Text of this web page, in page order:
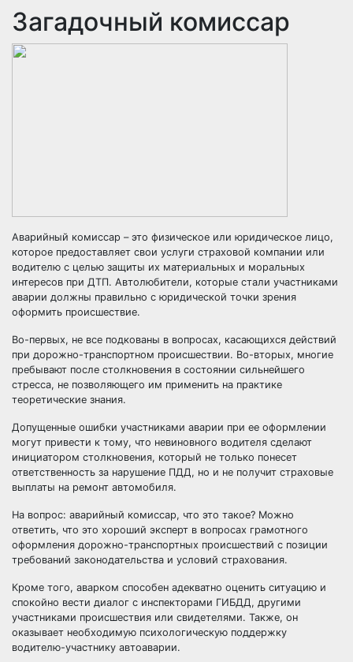
Загадочный комиссар
Аварийный комиссар – это физическое или юридическое лицо,
которое предоставляет свои услуги страховой компании или
водителю с целью защиты их материальных и моральных
интересов при ДТП. Автолюбители, которые стали участниками
аварии должны правильно с юридической точки зрения
оформить происшествие.
Во-первых, не все подкованы в вопросах, касающихся действий
при дорожно-транспортном происшествии. Во-вторых, многие
пребывают после столкновения в состоянии сильнейшего
стресса, не позволяющего им применить на практике
теоретические знания.
Допущенные ошибки участниками аварии при ее оформлении
могут привести к тому, что невиновного водителя сделают
инициатором столкновения, который не только понесет
ответственность за нарушение ПДД, но и не получит страховые
выплаты на ремонт автомобиля.
На вопрос: аварийный комиссар, что это такое? Можно
ответить, что это хороший эксперт в вопросах грамотного
оформления дорожно-транспортных происшествий с позиции
требований законодательства и условий страхования.
Кроме того, аварком способен адекватно оценить ситуацию и
спокойно вести диалог с инспекторами ГИБДД, другими
участниками происшествия или свидетелями. Также, он
оказывает необходимую психологическую поддержку
водителю-участнику автоаварии.